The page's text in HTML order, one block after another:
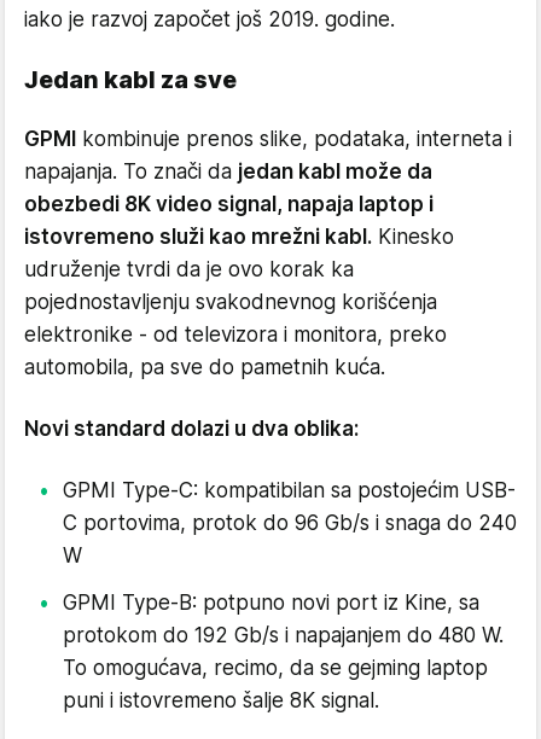
iako je razvoj započet još 2019. godine.
Jedan kabl za sve
GPMI
kombinuje prenos slike, podataka, interneta i
napajanja. To znači da jedan kabl može da
obezbedi 8K video signal, napaja laptop i
istovremeno služi kao mrežni kabl. Kinesko
udruženje tvrdi da je ovo korak ka
pojednostavljenju svakodnevnog korišćenja
elektronike - od televizora i monitora, preko
automobila, pa sve do pametnih kuća.
Novi standard dolazi u dva oblika:
GPMI Type-C: kompatibilan sa postojećim USB-
C portovima, protok do 96 Gb/s i snaga do 240
W
GPMI Type-B: potpuno novi port iz Kine, sa
protokom do 192 Gb/s i napajanjem do 480 W.
To omogućava, recimo, da se gejming laptop
puni i istovremeno šalje 8K signal.